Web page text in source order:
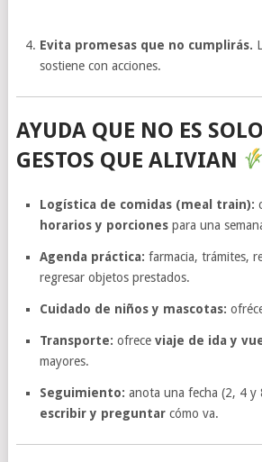
Evita promesas que no cumplirás.
sostiene con acciones.
AYUDA QUE NO ES
GESTOS QUE ALIVIAN
Logística de comidas (meal train):
horarios y porciones para una
Agenda práctica: farmacia, trámites,
regresar objetos prestados.
Cuidado de niños y mascotas:
Transporte: ofreceviaje de ida y
mayores.
Seguimiento: anota una fecha (2, 4 y
escribir y preguntar cómo va.